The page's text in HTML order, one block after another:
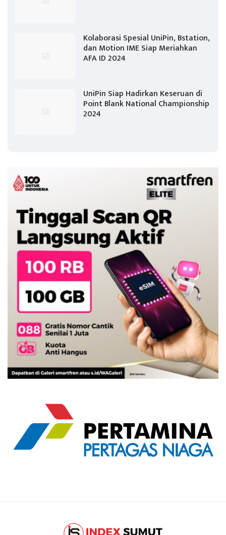
Kolaborasi Spesial UniPin, Bstation,
dan Motion IME Siap Meriahkan
AFA ID 2024
UniPin Siap Hadirkan Keseruan di
Point Blank National Championship
2024